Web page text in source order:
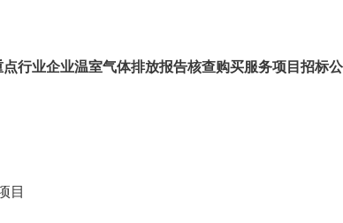
点行业企业温室气体排放报告核查购买服务项目招标
目